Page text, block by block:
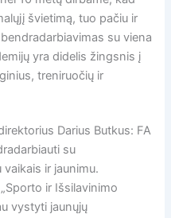
švietimą, tuo pačiu ir
su viena
yra didelis žingsnis į
treniruočių ir
Darius Butkus: FA
su
ir jaunimu.
ir Išsilavinimo
vystyti jaunųjų